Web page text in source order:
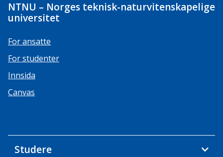
NTNU – Norges teknisk-naturvitenskapelige
universitet
For ansatte
For studenter
Innsida
Canvas
Studere